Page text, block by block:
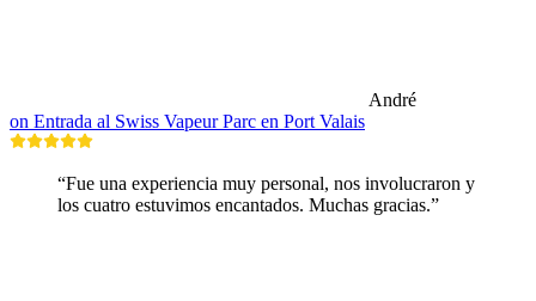
André
on Entrada al Swiss Vapeur Parc en Port Valais
“Fue una experiencia muy personal, nos involucraron y
los cuatro estuvimos encantados. Muchas gracias.”